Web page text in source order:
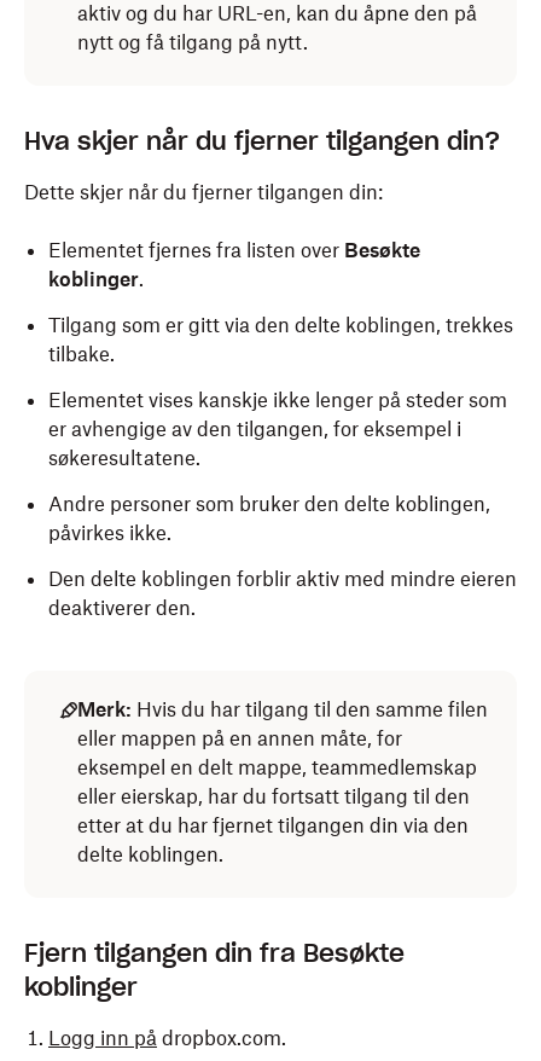
aktiv og du har URL-en, kan du åpne den på
nytt og få tilgang på nytt.
Hva skjer når du fjerner tilgangen din?
Dette skjer når du fjerner tilgangen din:
Elementet fjernes fra listen over Besøkte
koblinger.
Tilgang som er gitt via den delte koblingen, trekkes
tilbake.
Elementet vises kanskje ikke lenger på steder som
er avhengige av den tilgangen, for eksempel i
søkeresultatene.
Andre personer som bruker den delte koblingen,
påvirkes ikke.
Den delte koblingen forblir aktiv med mindre eieren
deaktiverer den.
Merk: Hvis du har tilgang til den samme filen
eller mappen på en annen måte, for
eksempel en delt mappe, teammedlemskap
eller eierskap, har du fortsatt tilgang til den
etter at du har fjernet tilgangen din via den
delte koblingen.
Fjern tilgangen din fra Besøkte
koblinger
Logg inn på dropbox.com.